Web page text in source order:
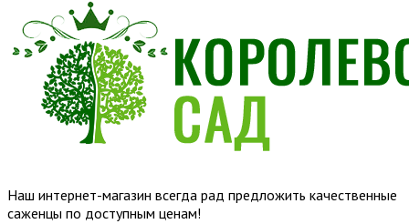
Наш интернет-магазин всегда рад предложить качественные
саженцы по доступным ценам!